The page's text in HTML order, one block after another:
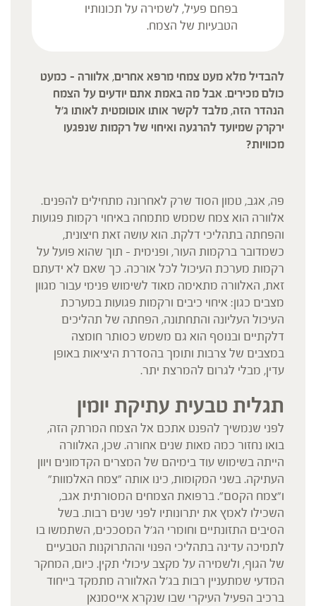
בפחם פעיל, לשמירה על תכונותיו
הטבעיות של הצמח.
להבדיל מלא מעט צמחי מרפא אחרים, אלוורה – כמעט
כולם מכירים. אבל מה באמת אתם יודעים על הצמח
הנהדר הזה, מלבד לקשר אותו אוטומטית לאותו ג׳ל
ירקרק שמיועד להרגעה ואיחוי של רקמות שנפגעו
מכוויות?
פה, אגב, טמון הסוד שרק לאחרונה מתחילים להפנים.
אלוורה הוא צמח שממש מתמחה באיחוי רקמות פגועות
והפחתה בתהליכי דלקת. הוא עושה זאת חיצונית,
כשמדובר ברקמות העור, ופנימית – תוך שהוא פועל על
רקמות מערכת העיכול לכל אורכה. כך שאם לא ידעתם
זאת, האלוורה מתאימה מאוד לשימוש פנימי עבור מגוון
מצבים כגון: איחוי כיבים ורקמות פגועות במערכת
העיכול העליונה והתחתונה, הפחתה של תהליכים
דלקתיים ובנוסף הוא גם משמש כסותר חומצה
במצבים של צרבות ותומך בהסדרת היציאות באופן
עדין, מבלי לגרום להמרצת יתר.
תגלית טבעית עתיקת יומין
לפני שנמשיך להפנט אתכם אל הצמח המרתק הזה,
בואו נחזור כמה מאות שנים אחורה. שכן, האלוורה
הייתה בשימוש עוד בימיהם של המצרים הקדמונים ויוון
העתיקה. בשני המקומות, כינו אותה ״צמח האלמוות״
ו״צמח הקסם״. ברפואת הצמחים המסורתית אגב,
השכילו לאמץ את יתרונותיו לפני שנים רבות. בשל
הסיבים התזונתיים וחומרי הג'ל המסככים, השתמשו בו
לתמיכה עדינה בתהליכי הפנוי וההתרוקנות הטבעיים
של הגוף, ולשמירה על מקצב עיכולי תקין. כיום, המחקר
המדעי שמתעניין רבות בג׳ל האלוורה מתמקד בייחוד
ברכיב הפעיל העיקרי שבו שנקרא אייסמנאן